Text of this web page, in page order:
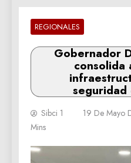
REGIONALES
Gobernador
consolida
seguridad
Sibci 1 19 De Mayo
Mins